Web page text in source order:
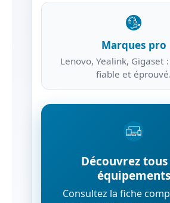
Marques pro
Lenovo, Yealink, Gigaset
fiable et éprouvé.
Découvrez tous
équipements
Consultez la fiche